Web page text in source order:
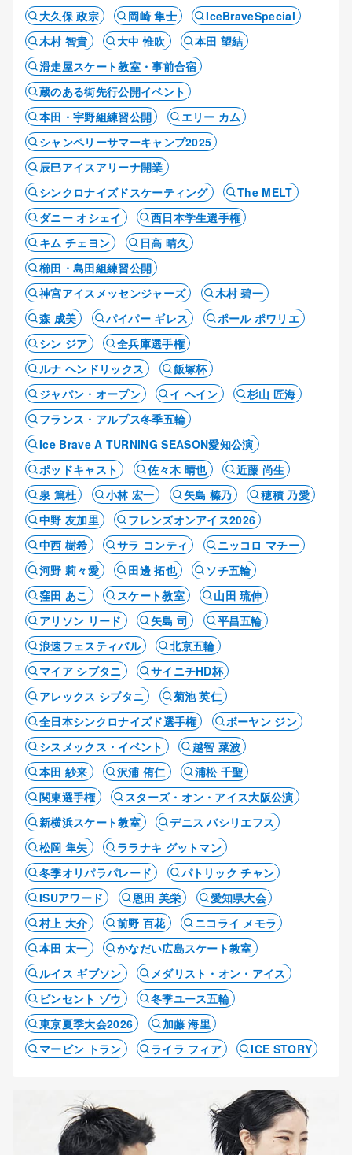
大久保 政宗
岡崎 隼士
IceBraveSpecial
木村 智貴
大中 惟吹
本田 望結
滑走屋スケート教室・事前合宿
蔵のある街先行公開イベント
本田・宇野組練習公開
エリー カム
シャンペリーサマーキャンプ2025
辰巳アイスアリーナ開業
シンクロナイズドスケーティング
The MELT
ダニー オシェイ
西日本学生選手権
キム チェヨン
日高 晴久
櫛田・島田組練習公開
神宮アイスメッセンジャーズ
木村 碧一
森 成美
パイパー ギレス
ポール ポワリエ
シン ジア
全兵庫選手権
ルナ ヘンドリックス
飯塚杯
ジャパン・オープン
イ ヘイン
杉山 匠海
フランス・アルプス冬季五輪
Ice Brave A TURNING SEASON愛知公演
ポッドキャスト
佐々木 晴也
近藤 尚生
泉 篤杜
小林 宏一 矢島 榛乃
穂積 乃愛
中野 友加里
フレンズオンアイス2026
中西 樹希
サラ コンティ
ニッコロ マチー
河野 莉々愛
田邊 拓也
ソチ五輪
窪田 あこ
スケート教室
山田 琉伸
アリソン リード
矢島 司
平昌五輪
浪速フェスティバル
北京五輪
マイア シブタニ
サイニチHD杯
アレックス シブタニ
菊池 英仁
全日本シンクロナイズド選手権
ボーヤン ジン
シスメックス・イベント
越智 菜波
本田 紗来
沢浦 侑仁
浦松 千聖
関東選手権
スターズ・オン・アイス大阪公演
新横浜スケート教室
デニス バシリエフス
松岡 隼矢
ララナキ グットマン
冬季オリパラパレード
パトリック チャン
ISUアワード
恩田 美栄
愛知県大会
村上 大介
前野 百花
ニコライ メモラ
本田 太一
かなだい広島スケート教室
ルイス ギブソン
メダリスト・オン・アイス
ビンセント ゾウ
冬季ユース五輪
東京夏季大会2026
加藤 海里
マービン トラン
ライラ フィア ICE STORY